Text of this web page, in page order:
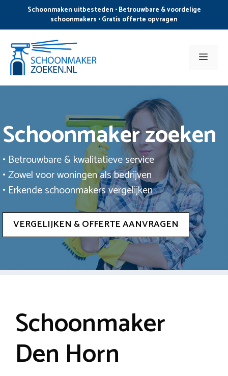
de
inhoud
Schoonmaken uitbesteden • Betrouwbare & voordelige
schoonmakers • Gratis offerte opvragen
Menu
Schoonmaker zoeken
• Betrouwbare & kwalitatieve service
• Zowel voor woningen als bedrijven
• Erkende schoonmakers vergelijken
VERGELIJKEN & OFFERTE AANVRAGEN
Schoonmaker
Den Horn